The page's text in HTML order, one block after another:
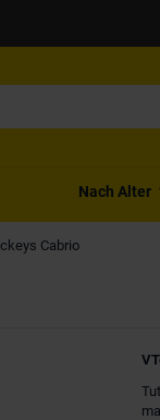
Nach Alter
Cabrio